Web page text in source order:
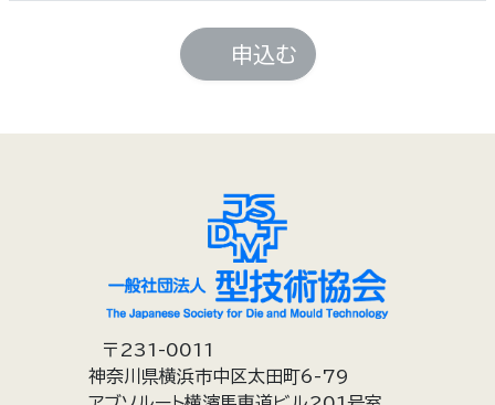
申込む
〒231-0011
神奈川県横浜市中区太田町6-79